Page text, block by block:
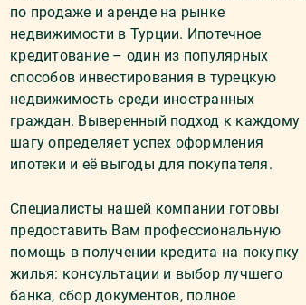
по продаже и аренде на рынке
недвижимости в Турции. Ипотечное
кредитование – один из популярных
способов инвестирования в турецкую
недвижимость среди иностранных
граждан. Выверенный подход к каждому
шагу определяет успех оформления
ипотеки и её выгоды для покупателя.
Специалисты нашей компании готовы
предоставить Вам профессиональную
помощь в получении кредита на покупку
жилья: консультации и выбор лучшего
банка, сбор документов, полное